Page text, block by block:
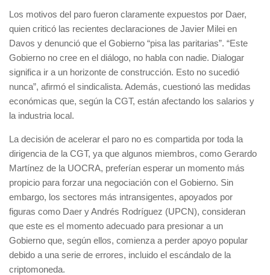
Los motivos del paro fueron claramente expuestos por Daer,
quien criticó las recientes declaraciones de Javier Milei en
Davos y denunció que el Gobierno “pisa las paritarias”. “Este
Gobierno no cree en el diálogo, no habla con nadie. Dialogar
significa ir a un horizonte de construcción. Esto no sucedió
nunca”, afirmó el sindicalista. Además, cuestionó las medidas
económicas que, según la CGT, están afectando los salarios y
la industria local.
La decisión de acelerar el paro no es compartida por toda la
dirigencia de la CGT, ya que algunos miembros, como Gerardo
Martínez de la UOCRA, preferían esperar un momento más
propicio para forzar una negociación con el Gobierno. Sin
embargo, los sectores más intransigentes, apoyados por
figuras como Daer y Andrés Rodríguez (UPCN), consideran
que este es el momento adecuado para presionar a un
Gobierno que, según ellos, comienza a perder apoyo popular
debido a una serie de errores, incluido el escándalo de la
criptomoneda.